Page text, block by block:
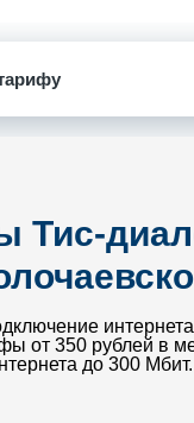
Тис-
от 350 рублей в
до 300 Мбит.